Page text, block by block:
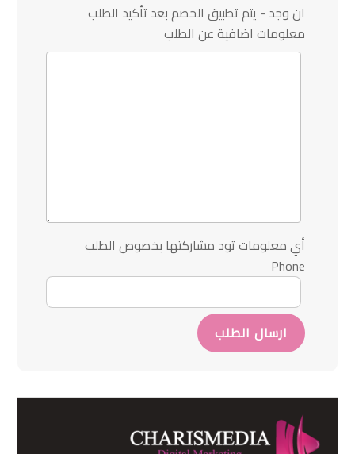
ان وجد - يتم تطبيق الخصم بعد تأكيد الطلب
معلومات اضافية عن الطلب
أي معلومات تود مشاركتها بخصوص الطلب
Phone
ارسال الطلب